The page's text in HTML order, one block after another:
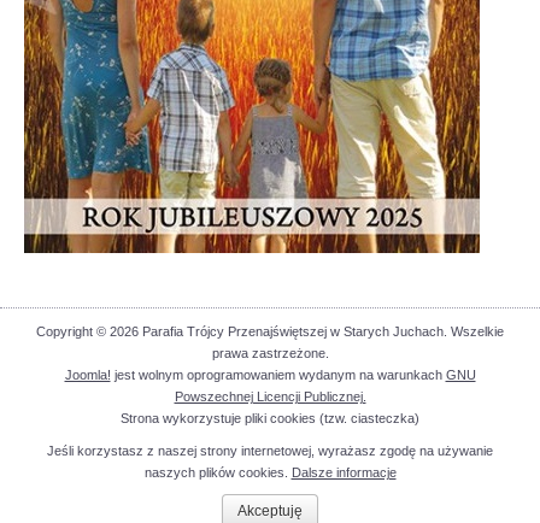
Copyright © 2026 Parafia Trójcy Przenajświętszej w Starych Juchach. Wszelkie
prawa zastrzeżone.
Joomla! jest wolnym oprogramowaniem wydanym na warunkach GNU
Powszechnej Licencji Publicznej.
Strona wykorzystuje pliki cookies (tzw. ciasteczka)
Jeśli korzystasz z naszej strony internetowej, wyrażasz zgodę na używanie
naszych plików cookies.
Dalsze informacje
Akceptuję